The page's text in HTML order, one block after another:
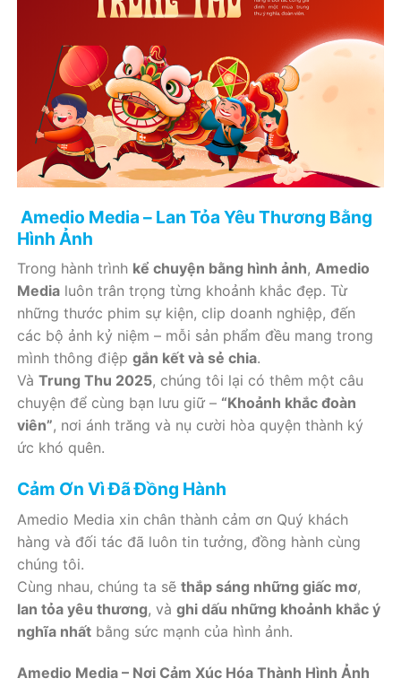
Amedio Media – Lan Tỏa Yêu Thương Bằng
Hình Ảnh
Trong hành trình kể chuyện bằng hình ảnh,Amedio
Media luôn trân trọng từng khoảnh khắc đẹp. Từ
những thước phim sự kiện, clip doanh nghiệp, đến
các bộ ảnh kỷ niệm – mỗi sản phẩm đều mang trong
mình thông điệpgắn kết và sẻ chia.
VàTrung Thu 2025, chúng tôi lại có thêm một câu
chuyện để cùng bạn lưu giữ – “Khoảnh khắc đoàn
viên”, nơi ánh trăng và nụ cười hòa quyện thành ký
ức khó quên.
Cảm Ơn Vì Đã Đồng Hành
Amedio Media xin chân thành cảm ơn Quý khách
hàng và đối tác đã luôn tin tưởng, đồng hành cùng
chúng tôi.
Cùng nhau, chúng ta sẽthắp sáng những giấc mơ,
lan tỏa yêu thương, vàghi dấu những khoảnh khắc ý
nghĩa nhất bằng sức mạnh của hình ảnh.
Amedio Media – Nơi Cảm Xúc Hóa Thành Hình Ảnh